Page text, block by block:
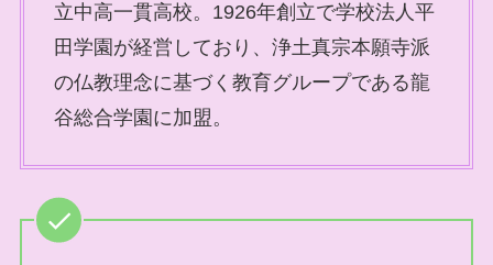
立中高一貫高校。1926年創立で学校法人平
田学園が経営しており、浄土真宗本願寺派
の仏教理念に基づく教育グループである龍
谷総合学園に加盟。